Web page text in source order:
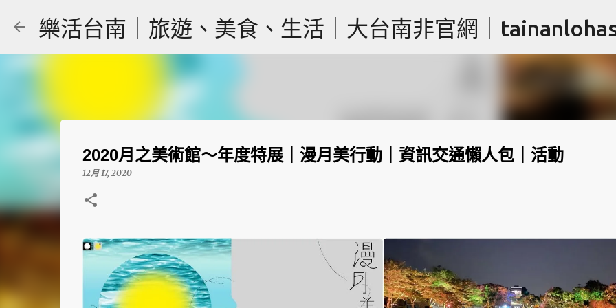
跳到主要內容
樂活台南｜旅遊、美食、生活｜大台南非官網｜
2020月之美術館～年度特展｜漫月美行動｜資訊交通懶人包｜活動
12月 17, 2020